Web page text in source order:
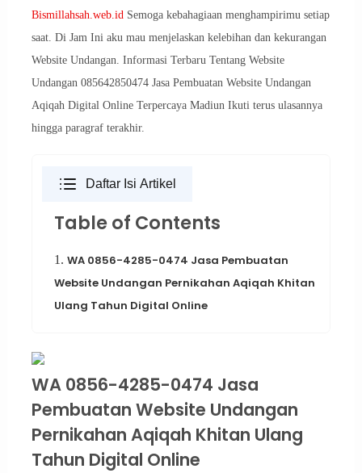
Bismillahsah.web.idSemoga kebahagiaan menghampirimu setiap
saat. Di Jam Ini aku mau menjelaskan kelebihan dan kekurangan
Website Undangan. Informasi Terbaru Tentang Website
Undangan 085642850474 Jasa Pembuatan Website Undangan
Aqiqah Digital Online Terpercaya Madiun Ikuti terus ulasannya
hingga paragraf terakhir.
Daftar Isi Artikel
Table of Contents
1. WA 0856-4285-0474 Jasa Pembuatan
Website Undangan Pernikahan Aqiqah Khitan
Ulang Tahun Digital Online
WA 0856-4285-0474 Jasa
Pembuatan Website Undangan
Pernikahan Aqiqah Khitan Ulang
Tahun Digital Online